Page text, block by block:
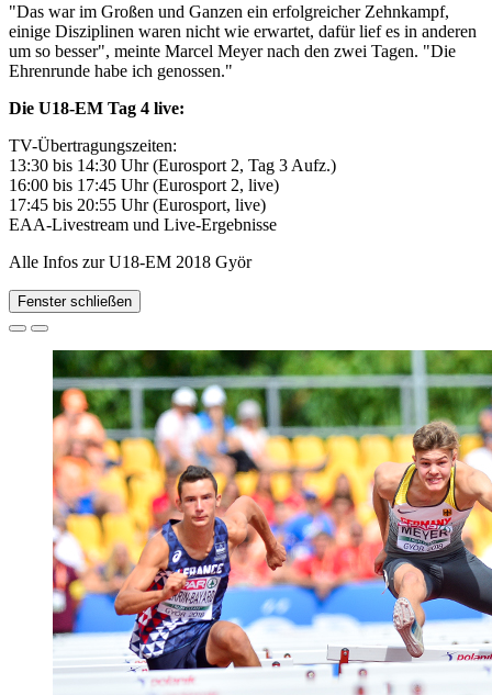
"Das war im Großen und Ganzen ein erfolgreicher Zehnkampf,
einige Disziplinen waren nicht wie erwartet, dafür lief es in anderen
um so besser", meinte Marcel Meyer nach den zwei Tagen. "Die
Ehrenrunde habe ich genossen."
Die U18-EM Tag 4 live:
TV-Übertragungszeiten:
13:30 bis 14:30 Uhr (Eurosport 2, Tag 3 Aufz.)
16:00 bis 17:45 Uhr (Eurosport 2, live)
17:45 bis 20:55 Uhr (Eurosport, live)
EAA-Livestream und Live-Ergebnisse
Alle Infos zur U18-EM 2018 Györ
Fenster schließen